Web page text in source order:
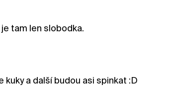
tam len slobodka.
kuky a další budou asi spinkat :D